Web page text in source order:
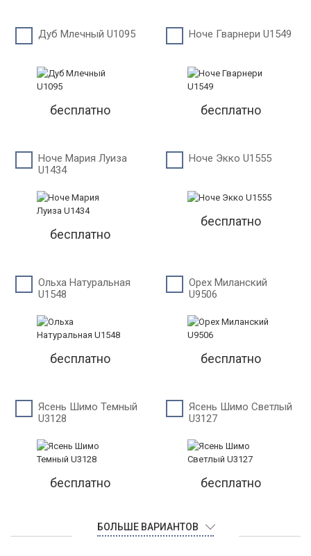
Дуб Млечный U1095
бесплатно
Ноче Гварнери U1549
бесплатно
Ноче Мария Луиза
U1434
бесплатно
Ноче Экко U1555
бесплатно
Ольха Натуральная
U1548
бесплатно
Орех Миланский
U9506
бесплатно
Ясень Шимо Темный
U3128
бесплатно
Ясень Шимо Светлый
U3127
бесплатно
БОЛЬШЕ ВАРИАНТОВ